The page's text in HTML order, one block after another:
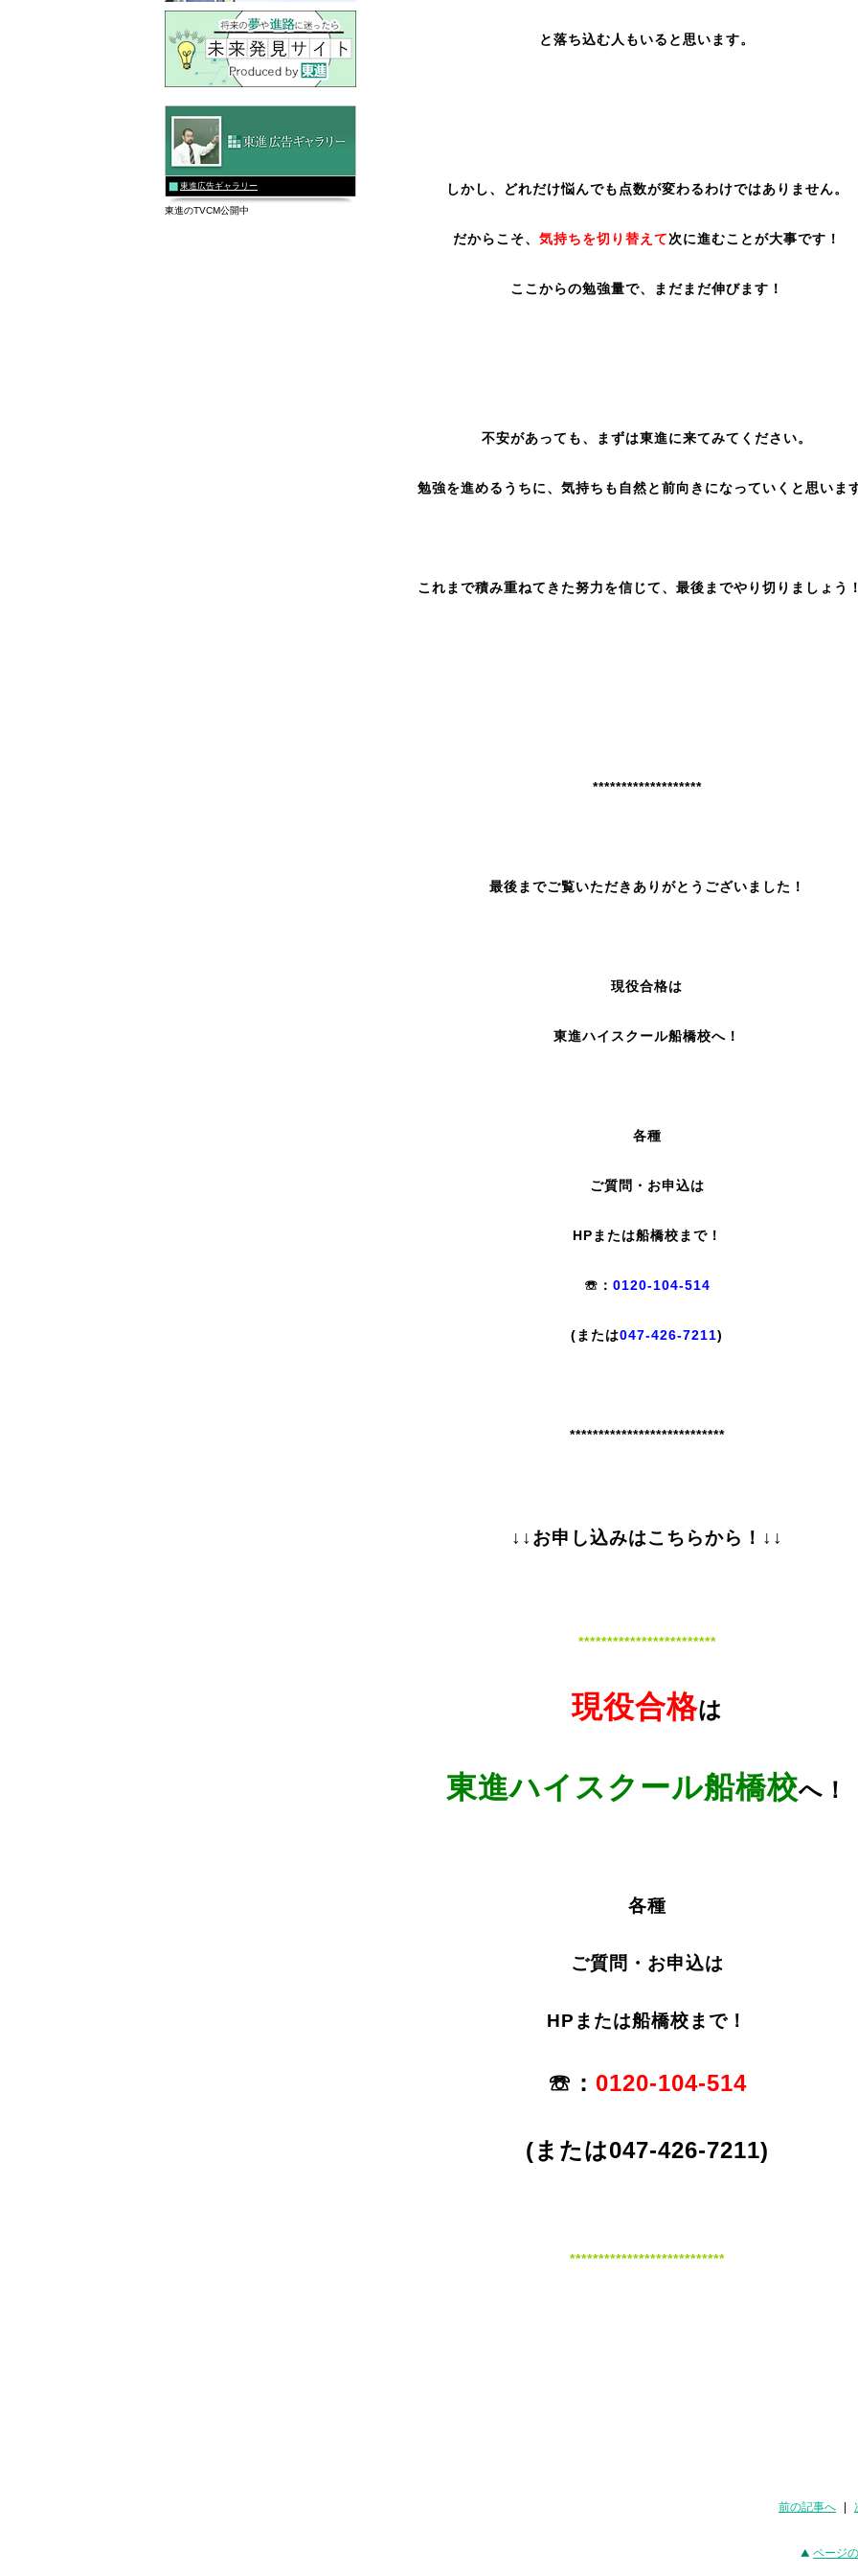
と落ち込む人もいると思います。
しかし、どれだけ悩んでも点数が変わるわけではありません。
だからこそ、 気持ちを切り替えて次に進むことが大事です！
ここからの勉強量で、まだまだ伸びます！
不安があっても、まずは東進に来てみてください。
勉強を進めるうちに、気持ちも自然と前向きになっていくと思いま
これまで積み重ねてきた努力を信じて、最後までやり切りましょう
*******************
最後までご覧いただきありがとうございました！
現役合格は
東進ハイスクール船橋校へ！
各種
ご質問・お申込は
HPまたは船橋校まで！
☏： 0120-104-514
(または047-426-7211)
***************************
↓↓お申し込みはこちらから！↓↓
************************
現役合格は
東進ハイスクール船橋校へ！
各種
ご質問・お申込は
HPまたは船橋校まで！
☏： 0120-104-514
(または047-426-7211)
***************************
前の記事へ
ページ
東進広告ギャラリー
東進のTVCM公開中